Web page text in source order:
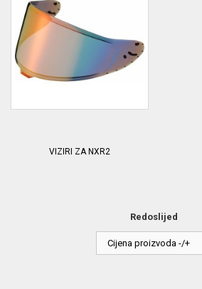
VIZIRI ZA NXR2
Redoslijed
Cijena proizvoda -/+